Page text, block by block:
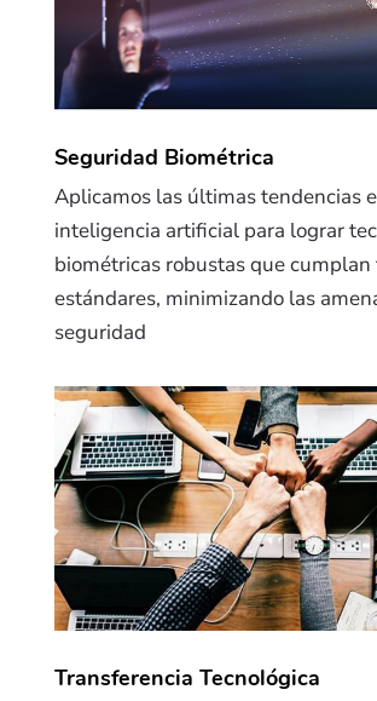
Seguridad Biométrica
Aplicamos las últimas tendencias
inteligencia artificial para lograr
biométricas robustas que cumplan
estándares, minimizando las
seguridad
Transferencia Tecnológica